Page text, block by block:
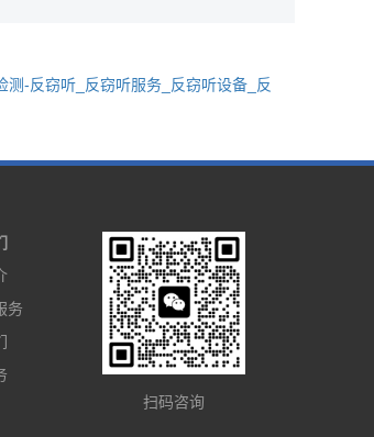
-反窃听_反窃听服务_反窃听设备_反
务
扫码咨询